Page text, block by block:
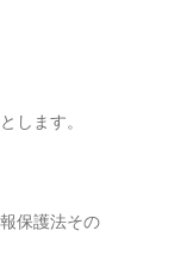
します。
保護法その